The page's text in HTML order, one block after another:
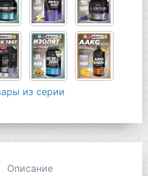
из серии
Описание